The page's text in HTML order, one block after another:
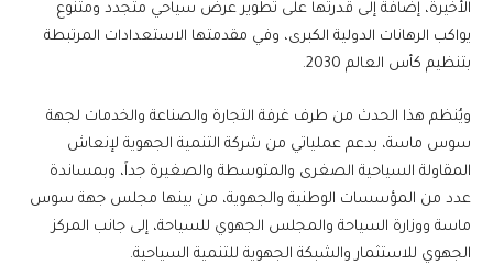
الأخيرة، إضافة إلى قدرتها على تطوير عرض سياحي متجدد ومتنوع
يواكب الرهانات الدولية الكبرى، وفي مقدمتها الاستعدادات المرتبطة
بتنظيم كأس العالم 2030.
ويُنظم هذا الحدث من طرف غرفة التجارة والصناعة والخدمات لجهة
سوس ماسة، بدعم عملياتي من شركة التنمية الجهوية لإنعاش
المقاولة السياحية الصغرى والمتوسطة والصغيرة جداً، وبمساندة
عدد من المؤسسات الوطنية والجهوية، من بينها مجلس جهة سوس
ماسة ووزارة السياحة والمجلس الجهوي للسياحة، إلى جانب المركز
الجهوي للاستثمار والشبكة الجهوية للتنمية السياحية.